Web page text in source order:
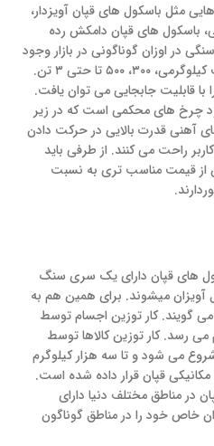
مثل باسکول های قپان آویزدار،
باسکول های قپان دامکش رده
در اوزان گوناگونی در بازار وجود
دارند مثل صد کیلوگرمی، دویست کیلوگرمی، ۳۰۰، ۵۰۰ تا حتی ۳ تن.
با قابلیت جابجایی می توان یافت.
چرخ های محکمی است که در زیر
آهنی قدرت بالایی در حرکت دادن
راحت می کنند. از طرفی باید
از قیمت مناسب تری به نسبت
های قپان دارای یک سری سنگ
آویزان میشوند. برای همین هم به
گویند. کار توزین اجسام توسط
رسد. کار توزین کالاها توسط
وزن ۱۰۰ کیلوگرم شروع می شود و تا سه هزار کیلوگرم
قپان قرار داده شده است.
در مناطق مختلف دنیا دارای
خاص خود را در مناطق گوناگون